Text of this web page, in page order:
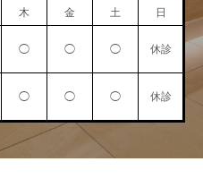
木 金 土 日
◯ ◯ ◯ 休診
◯ ◯ ◯ 休診